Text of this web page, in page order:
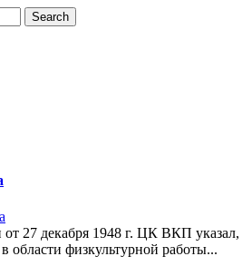
27 декабря 1948 г. ЦК ВКП указал,
области физкультурной работы...